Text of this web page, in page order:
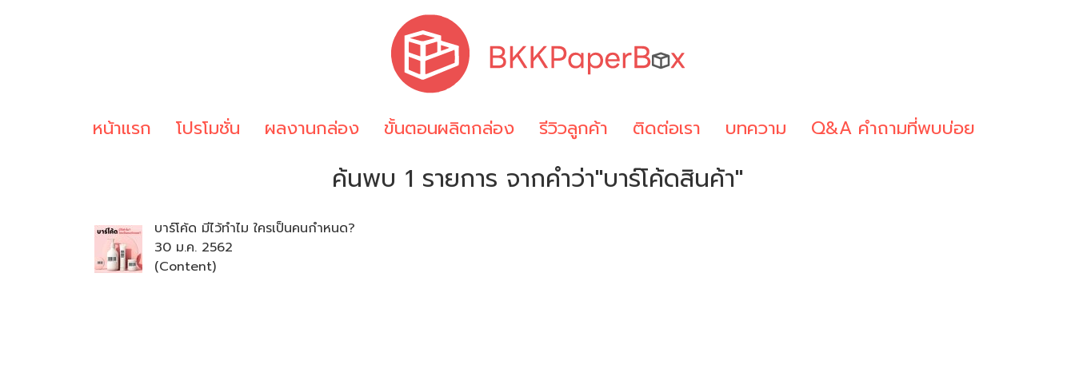
หน้าแรก โปรโมชั่น ผลงานกล่อง ขั้นตอนผลิตกล่อง รีวิวลูกค้า ติดต่อเรา บทความ Q&A คำถามที่พบบ่อย
ค้นพบ 1 รายการ จากคำว่า"บาร์โค้ดสินค้า"
บาร์โค้ด มีไว้ทำไม ใครเป็นคนกำหนด?
30 ม.ค. 2562
(Content)